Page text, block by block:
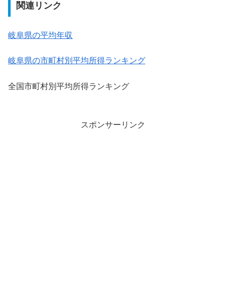
関連リンク
岐阜県の平均年収
岐阜県の市町村別平均所得ランキング
全国市町村別平均所得ランキング
スポンサーリンク